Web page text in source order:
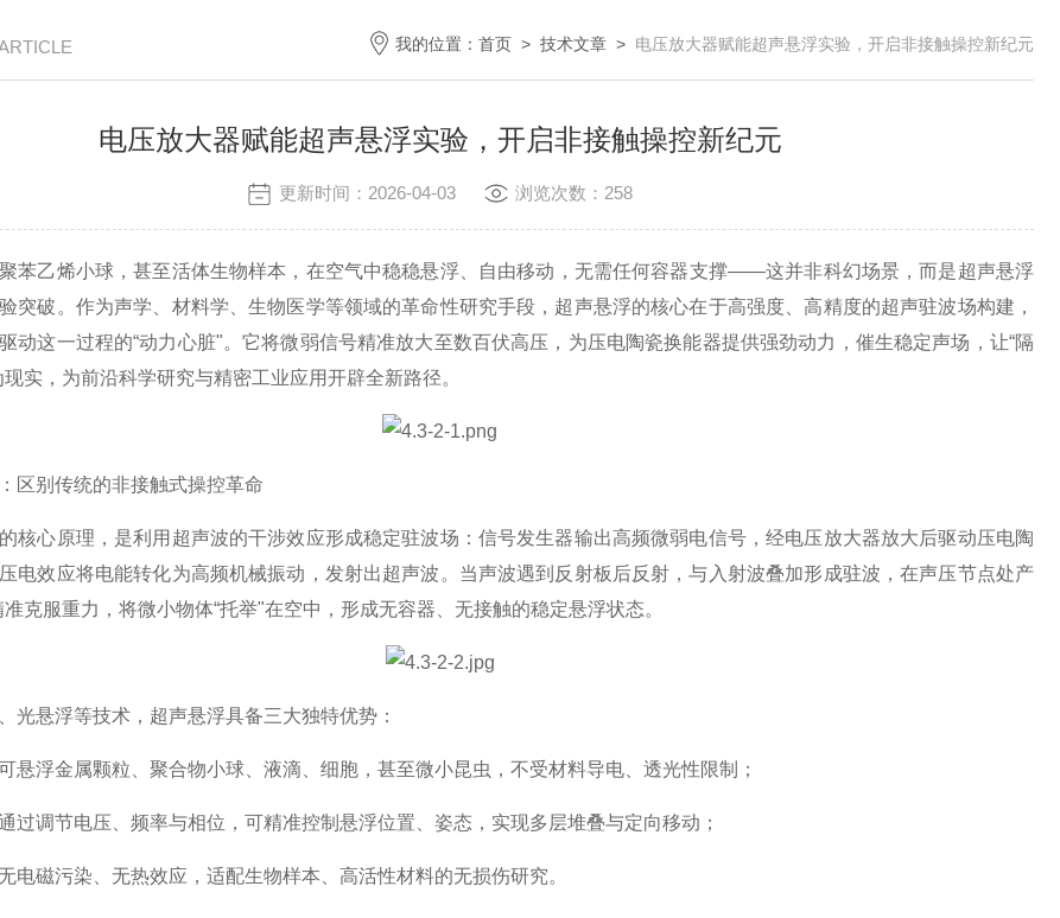
我的位置： 首页 > 技术文章 > 电压放大器赋能超声悬浮实验，开启非接触操控新纪元
电压放大器赋能超声悬浮实验，开启非接触操控新纪元
更新时间：2026-04-03 浏览次数：258
乙烯小球，甚至活体生物样本，在空气中稳稳悬浮、自由移动，无需任何容器支撑——这并非科幻场景，而是超声悬浮
突破。作为声学、材料学、生物医学等领域的革命性研究手段，超声悬浮的核心在于高强度、高精度的超声驻波场构建，
动这一过程的“动力心脏"。它将微弱信号精准放大至数百伏高压，为压电陶瓷换能器提供强劲动力，催生稳定声场，让“隔
实，为前沿科学研究与精密工业应用开辟全新路径。
别传统的非接触式操控革命
心原理，是利用超声波的干涉效应形成稳定驻波场：信号发生器输出高频微弱电信号，经电压放大器放大后驱动压电陶
电效应将电能转化为高频机械振动，发射出超声波。当声波遇到反射板后反射，与入射波叠加形成驻波，在声压节点处产
克服重力，将微小物体“托举"在空中，形成无容器、无接触的稳定悬浮状态。
悬浮等技术，超声悬浮具备三大独特优势：
浮金属颗粒、聚合物小球、液滴、细胞，甚至微小昆虫，不受材料导电、透光性限制；
调节电压、频率与相位，可精准控制悬浮位置、姿态，实现多层堆叠与定向移动；
磁污染、无热效应，适配生物样本、高活性材料的无损伤研究。